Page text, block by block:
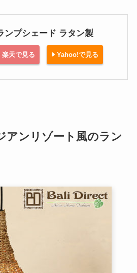
ンプシェード ラタン製
楽天で見る Yahoo!で見る
アンリゾート風のラン